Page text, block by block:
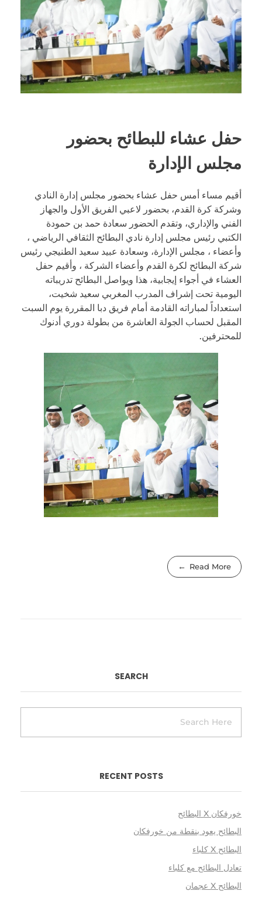
حفل عشاء للبطائح بحضور
مجلس الإدارة
أقيم مساء أمس حفل عشاء بحضور مجلس إدارة النادي
وشركة كرة القدم، بحضور لاعبي الفريق الأول والجهاز
الفني والإداري، وتقدم الحضور سعادة حمد بن حمودة
الكتبي رئيس مجلس إدارة نادي البطائح الثقافي الرياضي ،
وأعضاء ، مجلس الإدارة، وسعادة عبيد سعيد الطنيجي رئيس
شركة البطائح لكرة القدم وأعضاء الشركة ، وأقيم حفل
العشاء في أجواء إيجابية، هذا ويواصل البطائح تدريباته
اليومية تحت إشراف المدرب المغربي سعيد شخيت،
استعداداً لمباراته القادمة أمام فريق دبا المقررة يوم السبت
المقبل لحساب الجولة العاشرة من بطولة دوري أدنوك
للمحترفين.
Read More
SEARCH
RECENT POSTS
خورفكان X البطائح
البطائح يعود بنقطة من خورفكان
البطائح X كلباء
تعادل البطائح مع كلباء
البطائح X عجمان